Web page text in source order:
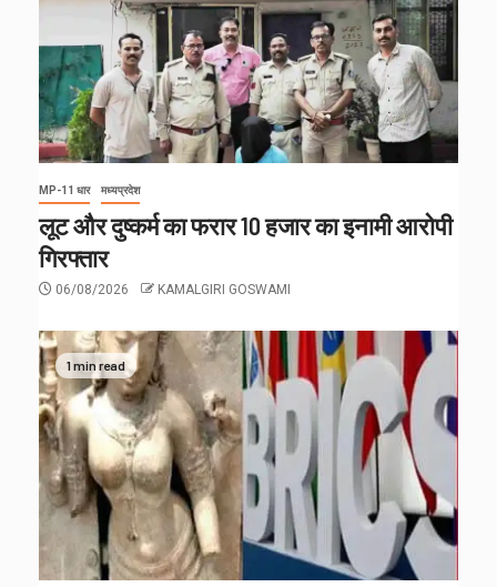
MP-11 धार मध्यप्रदेश
लूट और दुष्कर्म का फरार 10 हजार का इनामी आरोपी
गिरफ्तार
06/08/2026 KAMALGIRI GOSWAMI
1 min read